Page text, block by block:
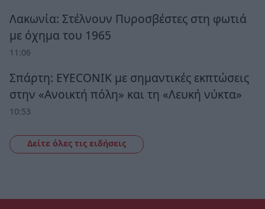
Λακωνία: Στέλνουν Πυροσβέστες στη φωτιά
με όχημα του 1965
11:06
Σπάρτη: EYECONIK με σημαντικές εκπτώσεις
στην «Ανοικτή πόλη» και τη «Λευκή νύκτα»
10:53
Δείτε όλες τις ειδήσεις